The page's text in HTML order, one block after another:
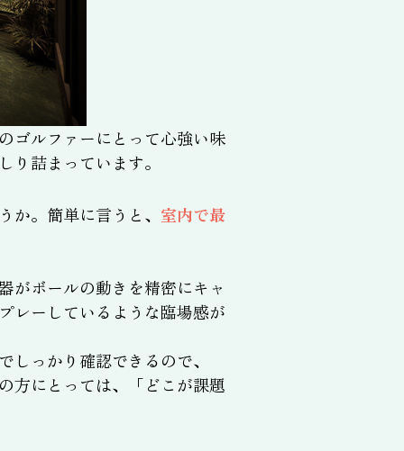
ゴルファーにとって心強い味
詰まっています。
。簡単に言うと、 室内で最
がボールの動きを精密にキャ
レーしているような臨場感が
っかり確認できるので、
方にとっては、「どこが課題